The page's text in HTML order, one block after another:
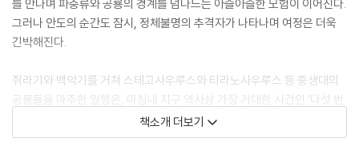
를 만나며 파충류와 공룡의 경계를 넘나드는 아슬아슬한 모험이 이어진다.
그러나 안도의 순간도 잠시, 정체불명의 추격자가 나타나며 여정은 더욱
긴박해진다.
쥐라기와 백악기를 거쳐 스테고사우루스와 티라노사우루스 등 중생대의
공룡들을 마주한 일행은, 마침내 지구 역사상 가장 거대한 사건인 ‘다섯 번
째 대멸종’의 현장을 지나 신생대로 향한다. 공룡의 몰락과 포유류의 번성
을 목격한 그들 앞에 자연의 쌍둥이, 우연이 서서히 정체를 드러내기 시작
책소개 더보기